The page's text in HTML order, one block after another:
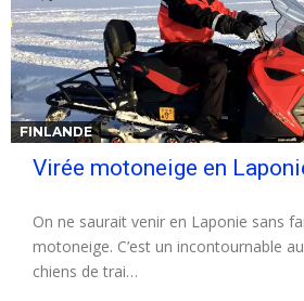
FINLANDE
Virée motoneige en
On ne saurait venir en Laponie sans
motoneige. C’est un incontournable
chiens de trai…